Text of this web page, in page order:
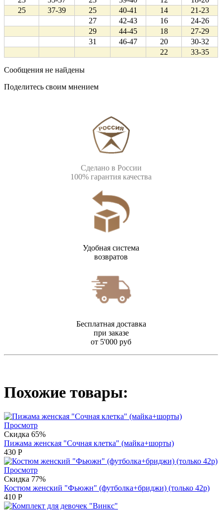
25
37-39 25 40-41 14
21-23
27
42-43 16
24-26
29
44-45 18
27-29
31
46-47 20
30-32
22
33-35
Сообщения не найдены
Поделитесь своим мнением
Сделано в России
100% гарантия качества
Удобная система
возвратов
Бесплатная доставка
при заказе
от 5'000 руб
Похожие товары:
Просмотр
Скидка 65%
Пижама женская "Сочная клетка" (майка+шорты)
430 Р
Просмотр
Скидка 77%
Костюм женский "Фьюжн" (футболка+бриджи) (только 42р)
410 Р